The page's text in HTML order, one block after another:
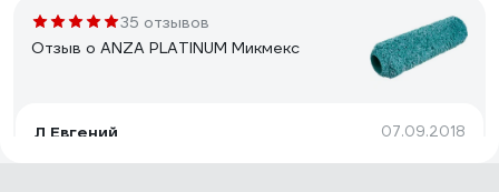
35 отзывов
Отзыв о ANZA PLATINUM Микмекс
Л Евгений 07.09.2018
Качество!